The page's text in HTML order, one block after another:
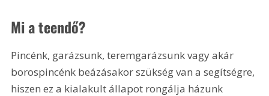
Mi a teendő?
Pincénk, garázsunk, teremgarázsunk vagy akár
borospincénk beázásakor szükség van a segítségre,
hiszen ez a kialakult állapot rongálja házunk